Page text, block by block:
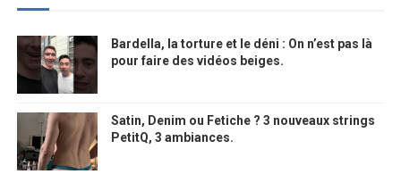
Bardella, la torture et le déni : On n’est pas là
pour faire des vidéos beiges.
Satin, Denim ou Fetiche ? 3 nouveaux strings
PetitQ, 3 ambiances.